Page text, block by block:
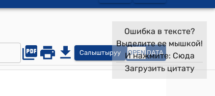
Салыштыруу OPEN DATA
Ошибка в тексте?
Выделите ее мышкой!
И нажмите: Сюда
Загрузить цитату